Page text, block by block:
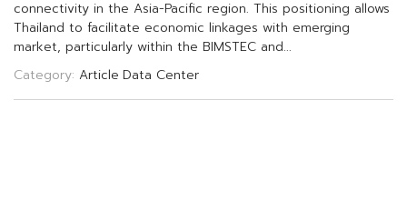
connectivity in the Asia-Pacifc region. This positioning allows
Thailand to facilitate economic linkages with emerging
market, particularly within the BIMSTEC and...
Category: Article Data Center